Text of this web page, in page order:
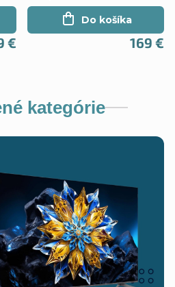
€ 169 €
Do košíka
kategórie